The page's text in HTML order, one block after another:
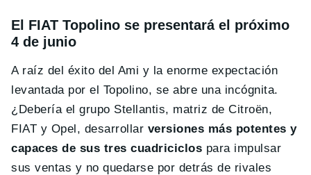
El FIAT Topolino se presentará el próximo
4 de junio
A raíz del éxito del Ami y la enorme expectación
levantada por el Topolino, se abre una incógnita.
¿Debería el grupo Stellantis, matriz de Citroën,
FIAT y Opel, desarrollar versiones más potentes y
capaces de sus tres cuadriciclos para impulsar
sus ventas y no quedarse por detrás de rivales